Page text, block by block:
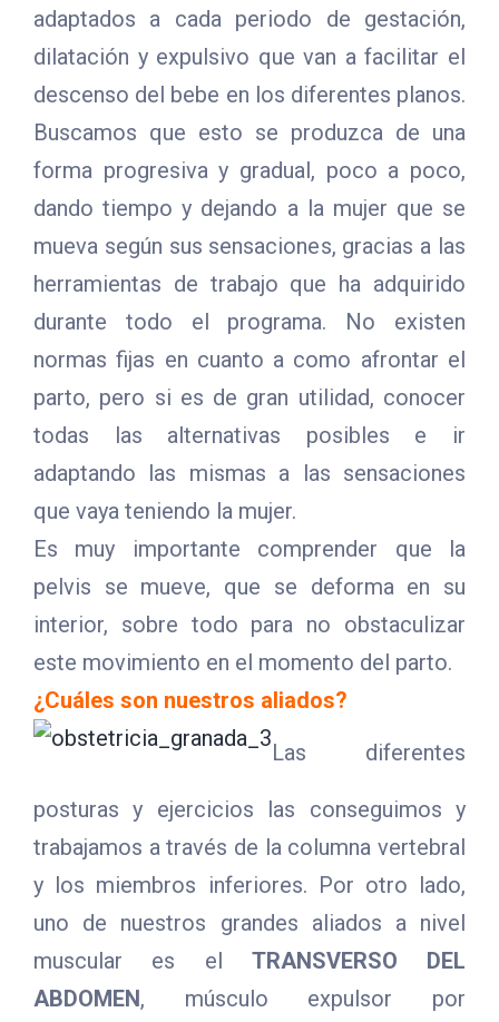
adaptados a cada periodo de gestación,
dilatación y expulsivo que van a facilitar el
descenso del bebe en los diferentes planos.
Buscamos que esto se produzca de una
forma progresiva y gradual, poco a poco,
dando tiempo y dejando a la mujer que se
mueva según sus sensaciones, gracias a las
herramientas de trabajo que ha adquirido
durante todo el programa. No existen
normas fijas en cuanto a como afrontar el
parto, pero si es de gran utilidad, conocer
todas las alternativas posibles e ir
adaptando las mismas a las sensaciones
que vaya teniendo la mujer.
Es muy importante comprender que la
pelvis se mueve, que se deforma en su
interior, sobre todo para no obstaculizar
este movimiento en el momento del parto.
¿Cuáles son nuestros aliados?
Las diferentes
posturas y ejercicios las conseguimos y
trabajamos a través de la columna vertebral
y los miembros inferiores. Por otro lado,
uno de nuestros grandes aliados a nivel
muscular es el TRANSVERSO DEL
ABDOMEN, músculo expulsor por